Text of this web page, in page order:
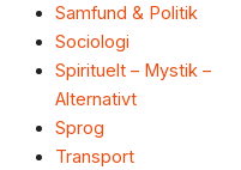
Samfund & Politik
Sociologi
Spirituelt – Mystik –
Alternativt
Sprog
Transport